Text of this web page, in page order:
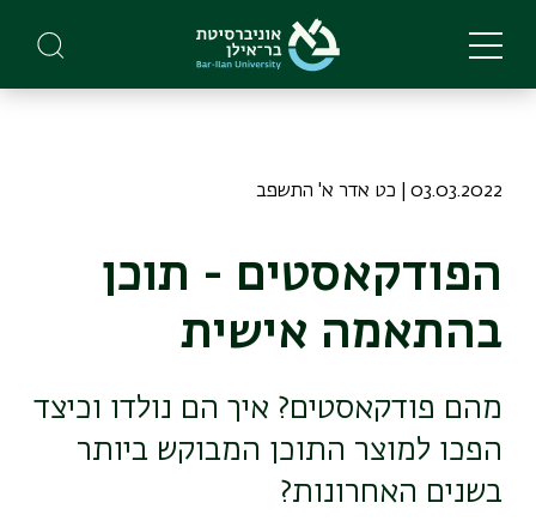
main
03.03.2022 | כט אדר א' התשפב
הפודקאסטים - תוכן
בהתאמה אישית
מהם פודקאסטים? איך הם נולדו וכיצד
הפכו למוצר התוכן המבוקש ביותר
בשנים האחרונות?